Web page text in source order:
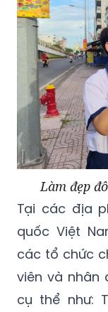
Làm đẹp
Tại các địa
quốc Việt
các tổ chức
viên và nhân
cụ thể như: